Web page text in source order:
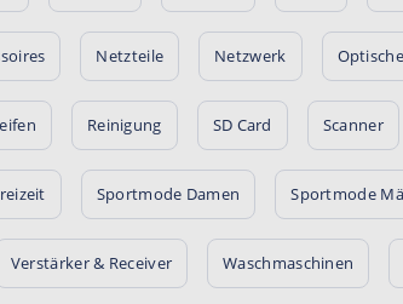
Netzteile Netzwerk
Reinigung SD Card Scanner
Sportmode Damen Sportmode
Verstärker & Receiver Waschmaschinen